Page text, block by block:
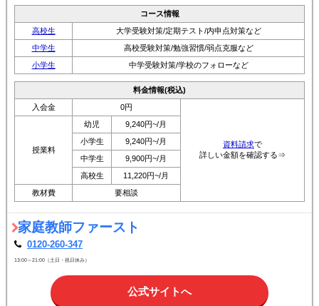
コース情報
高校生
大学受験対策/定期テスト/内申点対策など
中学生
高校受験対策/勉強習慣/弱点克服など
小学生
中学受験対策/学校のフォローなど
料金情報(税込)
入会金
0円
資料請求で
詳しい金額を確認する⇒
授業料
幼児
9,240円~/月
小学生
9,240円~/月
中学生
9,900円~/月
高校生
11,220円~/月
教材費
要相談
家庭教師ファースト
0120-260-347
13:00～21:00（土日・祝日休み）
公式サイトへ